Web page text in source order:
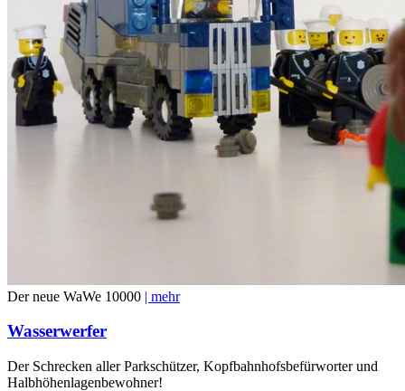
Der neue WaWe 10000 | mehr
Wasserwerfer
Der Schrecken aller Parkschützer, Kopfbahnhofsbefürworter und
Halbhöhenlagenbewohner!